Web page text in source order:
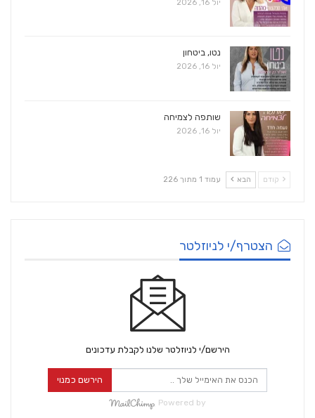
יול 16, 2026
נטו, ביטחון
יול 16, 2026
שותפה לצמיחה
יול 16, 2026
קודם הבא עמוד 1 מתוך 226
הצטרף/י לניוזלטר
הירשם/י לניוזלטר שלנו לקבלת עדכונים
הירשם כמנוי
Powered by